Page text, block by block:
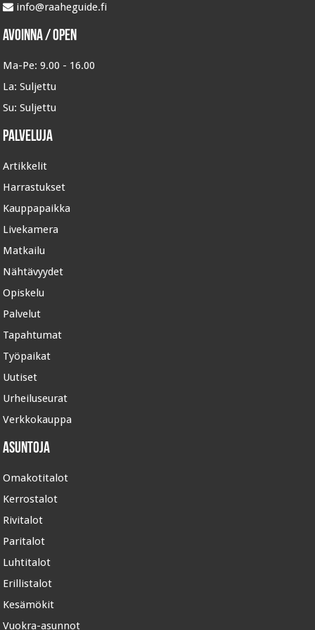
info@raaheguide.fi
Avoinna / Open
Ma-Pe:9.00 - 16.00
La:Suljettu
Su:Suljettu
Palveluja
Artikkelit
Harrastukset
Kauppapaikka
Livekamera
Matkailu
Nähtävyydet
Opiskelu
Palvelut
Tapahtumat
Työpaikat
Uutiset
Urheiluseurat
Verkkokauppa
Asuntoja
Omakotitalot
Kerrostalot
Rivitalot
Paritalot
Luhtitalot
Erillistalot
Kesämökit
Vuokra-asunnot